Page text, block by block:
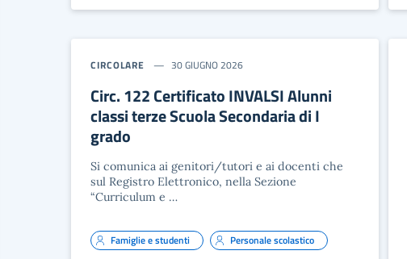
CIRCOLARE 30 GIUGNO 2026
Circ. 122 Certificato INVALSI Alunni
classi terze Scuola Secondaria di I
grado
Si comunica ai genitori/tutori e ai docenti che
sul Registro Elettronico, nella Sezione
“Curriculum e …
Famiglie e studenti Personale scolastico